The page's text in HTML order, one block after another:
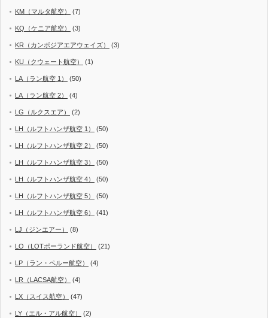
KM（マルタ航空） (7)
KQ（ケニア航空） (3)
KR（カンボジアエアウェイズ） (3)
KU（クウェート航空） (1)
LA（ラン航空 1） (50)
LA（ラン航空 2） (4)
LG（ルクスエア） (2)
LH（ルフトハンザ航空 1） (50)
LH（ルフトハンザ航空 2） (50)
LH（ルフトハンザ航空 3） (50)
LH（ルフトハンザ航空 4） (50)
LH（ルフトハンザ航空 5） (50)
LH（ルフトハンザ航空 6） (41)
LJ（ジンエアー） (8)
LO（LOTポーランド航空） (21)
LP（ラン・ペルー航空） (4)
LR（LACSA航空） (4)
LX（スイス航空） (47)
LY（エル・アル航空） (2)